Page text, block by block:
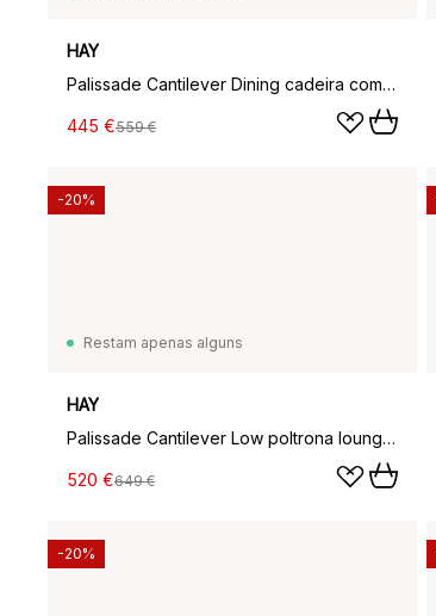
HAY
Palissade Cantilever Dining cadeira com braços, Creme branco
445 €559 €
Restam apenas alguns
HAY
Palissade Cantilever Low poltrona lounge, Vermelho ferro
520 €649 €
-20%
-20%